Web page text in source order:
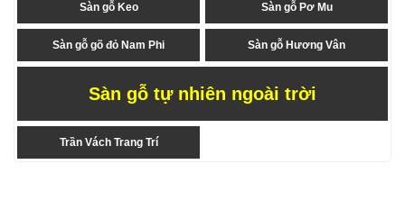
Sàn gỗ Keo Sàn gỗ Pơ Mu
Sàn gỗ gõ đỏ Nam Phi Sàn gỗ Hương Vân
Sàn gỗ tự nhiên ngoài trời
Trần Vách Trang Trí